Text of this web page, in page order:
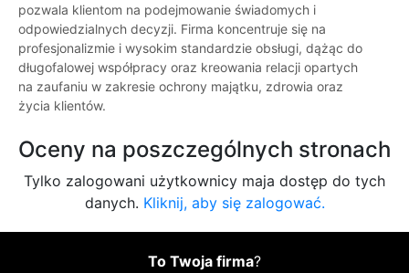
pozwala klientom na podejmowanie świadomych i
odpowiedzialnych decyzji. Firma koncentruje się na
profesjonalizmie i wysokim standardzie obsługi, dążąc do
długofalowej współpracy oraz kreowania relacji opartych
na zaufaniu w zakresie ochrony majątku, zdrowia oraz
życia klientów.
Oceny na poszczególnych stronach
Tylko zalogowani użytkownicy maja dostęp do tych
danych. Kliknij, aby się zalogować.
To Twoja firma?